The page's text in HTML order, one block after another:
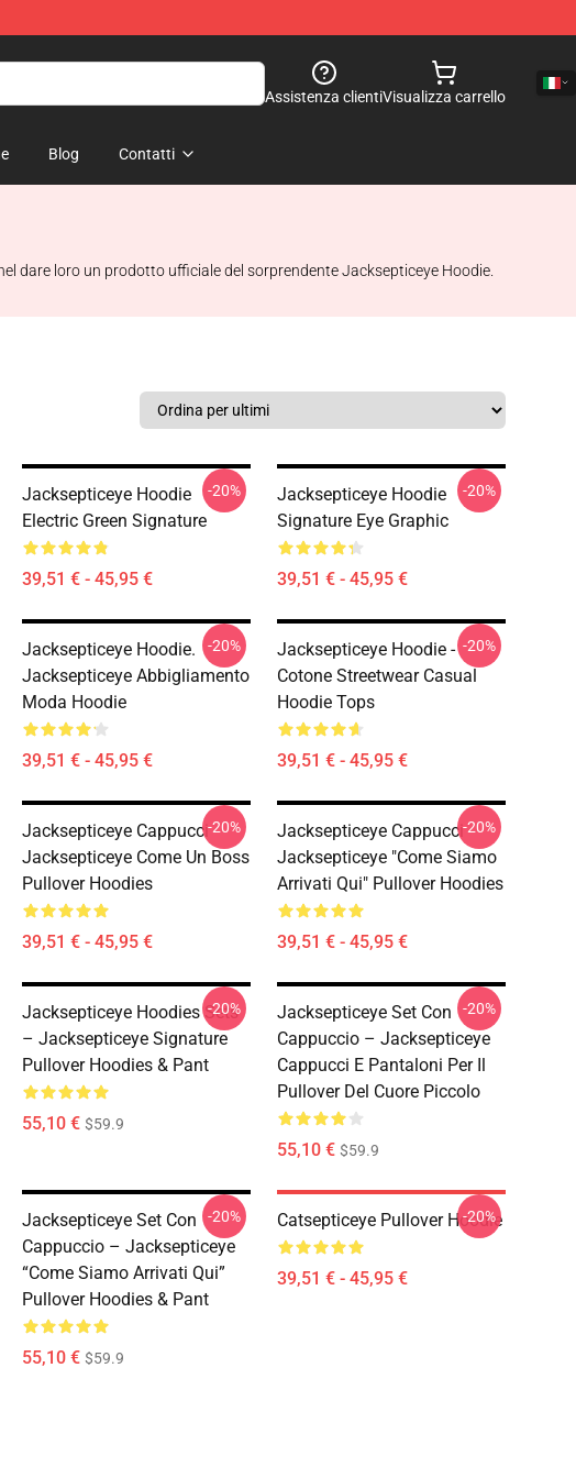
Assistenza clientiVisualizza carrello
Blog Contatti
dare loro un prodotto ufficiale del sorprendente Jacksepticeye Hoodie.
Jacksepticeye Hoodie
Electric Green Signature
39,51 € - 45,95 €
-20%
Jacksepticeye Hoodie
Signature Eye Graphic
39,51 € - 45,95 €
-20%
Jacksepticeye Hoodie.
Jacksepticeye Abbigliamento
Moda Hoodie
39,51 € - 45,95 €
-20%
Jacksepticeye Hoodie -
Cotone Streetwear Casual
Hoodie Tops
39,51 € - 45,95 €
-20%
Jacksepticeye Cappucci -
Jacksepticeye Come Un Boss
Pullover Hoodies
39,51 € - 45,95 €
-20%
Jacksepticeye Cappucci -
Jacksepticeye "Come Siamo
Arrivati Qui" Pullover Hoodies
39,51 € - 45,95 €
-20%
Jacksepticeye Hoodies Sets
– Jacksepticeye Signature
Pullover Hoodies & Pant
55,10 € $59.9
-20%
Jacksepticeye Set Con
Cappuccio – Jacksepticeye
Cappucci E Pantaloni Per Il
Pullover Del Cuore Piccolo
55,10 € $59.9
-20%
Jacksepticeye Set Con
Cappuccio – Jacksepticeye
“Come Siamo Arrivati Qui”
Pullover Hoodies & Pant
55,10 € $59.9
-20% Catsepticeye Pullover Hoodie
39,51 € - 45,95 €
-20%